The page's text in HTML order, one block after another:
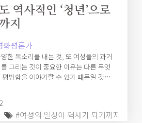
역사적인 ‘청년’으로
지
화평론가
한 목소리를 내는 것, 또 여성들의 과거
그리는 것이 중요한 이유는 다른 무엇
범함을 이야기할 수 있기 때문일 것이
곳에서 살아가고 있는 이들의 흘러가
조금씩 도착하고 있는 셈이다. 그리고
다른 청년들의 이야기가 그런 것처럼 일
#여성의 일상이 역사가 되기까지